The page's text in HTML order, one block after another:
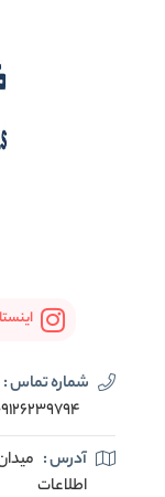
شماره تماس :
آدرس :
اطلاعات